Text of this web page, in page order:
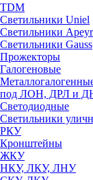
TDM
Светильники Uniel
Светильники
Светильники Gauss
Прожекторы
Галогеновые
под ЛОН, ДРЛ и
Светодиодные
Светильники
РКУ
Кронштейны
ЖКУ
НКУ, ЛКУ, ЛНУ